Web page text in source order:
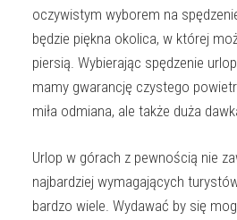
oczywistym wyborem na
będzie piękna okolica, w której
piersią. Wybierając spędzenie
mamy gwarancję czystego
miła odmiana, ale także duża
Urlop w górach z pewnością nie
najbardziej wymagających
bardzo wiele. Wydawać by się